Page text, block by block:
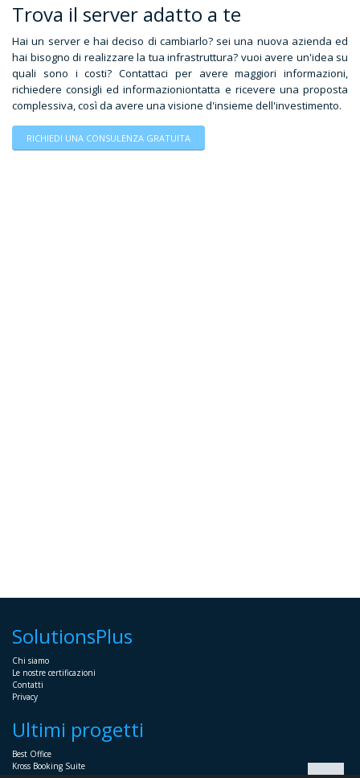
Trova il server adatto a te
Hai un server e hai deciso di cambiarlo? sei una nuova azienda ed
hai bisogno di realizzare la tua infrastruttura? vuoi avere un'idea su
quali sono i costi? Contattaci per avere maggiori informazioni,
richiedere consigli ed informazioniontatta e ricevere una proposta
complessiva, così da avere una visione d'insieme dell'investimento.
RICHIEDI UNA CONSULENZA GRATUITA
SolutionsPlus
Chi siamo
Le nostre certificazioni
Contatti
Privacy
Ultimi progetti
Best Office
Kross Booking Suite